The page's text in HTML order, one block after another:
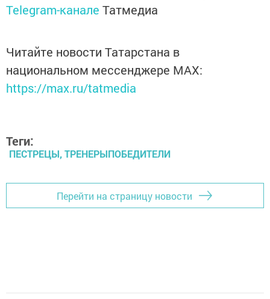
Telegram-канале Татмедиа
Читайте новости Татарстана в
национальном мессенджере MАХ:
https://max.ru/tatmedia
Теги:
ПЕСТРЕЦЫ, ТРЕНЕРЫПОБЕДИТЕЛИ
Перейти на страницу новости